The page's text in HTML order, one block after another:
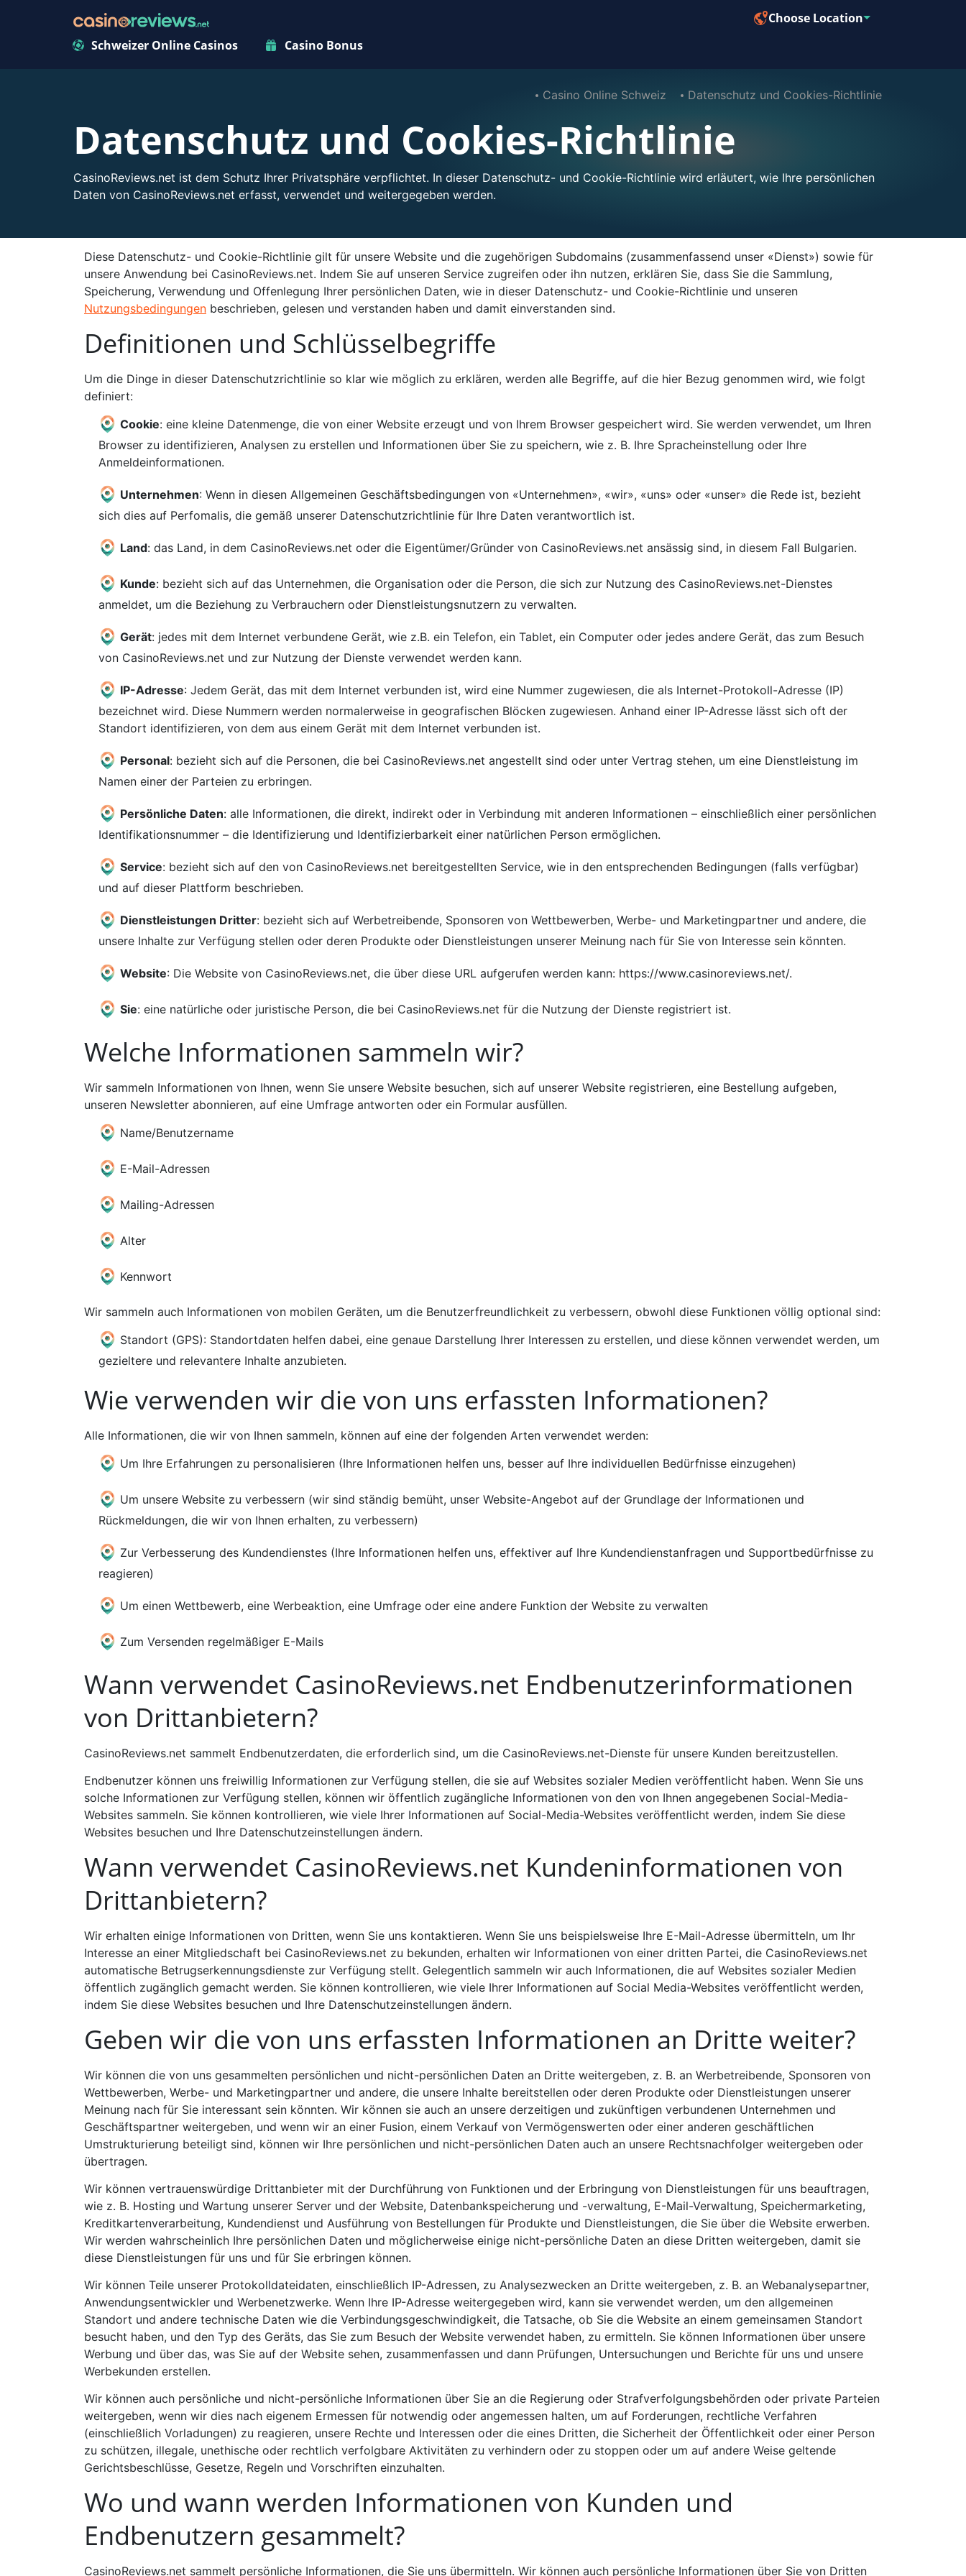
Schweizer Online Casinos Casino Bonus
Choose Location
Casino Online Schweiz Datenschutz und Cookies-Richtlinie
Datenschutz und Cookies-Richtlinie
CasinoReviews.net ist dem Schutz Ihrer Privatsphäre verpflichtet. In dieser Datenschutz- und Cookie-Richtlinie wird erläutert, wie Ihre persönlichen
Daten von CasinoReviews.net erfasst, verwendet und weitergegeben werden.
Diese Datenschutz- und Cookie-Richtlinie gilt für unsere Website und die zugehörigen Subdomains (zusammenfassend unser «Dienst») sowie für
unsere Anwendung bei CasinoReviews.net. Indem Sie auf unseren Service zugreifen oder ihn nutzen, erklären Sie, dass Sie die Sammlung,
Speicherung, Verwendung und Offenlegung Ihrer persönlichen Daten, wie in dieser Datenschutz- und Cookie-Richtlinie und unseren
Nutzungsbedingungen beschrieben, gelesen und verstanden haben und damit einverstanden sind.
Definitionen und Schlüsselbegriffe
Um die Dinge in dieser Datenschutzrichtlinie so klar wie möglich zu erklären, werden alle Begriffe, auf die hier Bezug genommen wird, wie folgt
definiert:
Cookie: eine kleine Datenmenge, die von einer Website erzeugt und von Ihrem Browser gespeichert wird. Sie werden verwendet, um Ihren
Browser zu identifizieren, Analysen zu erstellen und Informationen über Sie zu speichern, wie z. B. Ihre Spracheinstellung oder Ihre
Anmeldeinformationen.
Unternehmen: Wenn in diesen Allgemeinen Geschäftsbedingungen von «Unternehmen», «wir», «uns» oder «unser» die Rede ist, bezieht
sich dies auf Perfomalis, die gemäß unserer Datenschutzrichtlinie für Ihre Daten verantwortlich ist.
Land: das Land, in dem CasinoReviews.net oder die Eigentümer/Gründer von CasinoReviews.net ansässig sind, in diesem Fall Bulgarien.
Kunde: bezieht sich auf das Unternehmen, die Organisation oder die Person, die sich zur Nutzung des CasinoReviews.net-Dienstes
anmeldet, um die Beziehung zu Verbrauchern oder Dienstleistungsnutzern zu verwalten.
Gerät: jedes mit dem Internet verbundene Gerät, wie z.B. ein Telefon, ein Tablet, ein Computer oder jedes andere Gerät, das zum Besuch
von CasinoReviews.net und zur Nutzung der Dienste verwendet werden kann.
IP-Adresse: Jedem Gerät, das mit dem Internet verbunden ist, wird eine Nummer zugewiesen, die als Internet-Protokoll-Adresse (IP)
bezeichnet wird. Diese Nummern werden normalerweise in geografischen Blöcken zugewiesen. Anhand einer IP-Adresse lässt sich oft der
Standort identifizieren, von dem aus einem Gerät mit dem Internet verbunden ist.
Personal: bezieht sich auf die Personen, die bei CasinoReviews.net angestellt sind oder unter Vertrag stehen, um eine Dienstleistung im
Namen einer der Parteien zu erbringen.
Persönliche Daten: alle Informationen, die direkt, indirekt oder in Verbindung mit anderen Informationen – einschließlich einer persönlichen
Identifikationsnummer – die Identifizierung und Identifizierbarkeit einer natürlichen Person ermöglichen.
Service: bezieht sich auf den von CasinoReviews.net bereitgestellten Service, wie in den entsprechenden Bedingungen (falls verfügbar)
und auf dieser Plattform beschrieben.
Dienstleistungen Dritter: bezieht sich auf Werbetreibende, Sponsoren von Wettbewerben, Werbe- und Marketingpartner und andere, die
unsere Inhalte zur Verfügung stellen oder deren Produkte oder Dienstleistungen unserer Meinung nach für Sie von Interesse sein könnten.
Website: Die Website von CasinoReviews.net, die über diese URL aufgerufen werden kann: https://www.casinoreviews.net/.
Sie: eine natürliche oder juristische Person, die bei CasinoReviews.net für die Nutzung der Dienste registriert ist.
Welche Informationen sammeln wir?
Wir sammeln Informationen von Ihnen, wenn Sie unsere Website besuchen, sich auf unserer Website registrieren, eine Bestellung aufgeben,
unseren Newsletter abonnieren, auf eine Umfrage antworten oder ein Formular ausfüllen.
Name/Benutzername
E-Mail-Adressen
Mailing-Adressen
Alter
Kennwort
Wir sammeln auch Informationen von mobilen Geräten, um die Benutzerfreundlichkeit zu verbessern, obwohl diese Funktionen völlig optional sind:
Standort (GPS): Standortdaten helfen dabei, eine genaue Darstellung Ihrer Interessen zu erstellen, und diese können verwendet werden, um
gezieltere und relevantere Inhalte anzubieten.
Wie verwenden wir die von uns erfassten Informationen?
Alle Informationen, die wir von Ihnen sammeln, können auf eine der folgenden Arten verwendet werden:
Um Ihre Erfahrungen zu personalisieren (Ihre Informationen helfen uns, besser auf Ihre individuellen Bedürfnisse einzugehen)
Um unsere Website zu verbessern (wir sind ständig bemüht, unser Website-Angebot auf der Grundlage der Informationen und
Rückmeldungen, die wir von Ihnen erhalten, zu verbessern)
Zur Verbesserung des Kundendienstes (Ihre Informationen helfen uns, effektiver auf Ihre Kundendienstanfragen und Supportbedürfnisse zu
reagieren)
Um einen Wettbewerb, eine Werbeaktion, eine Umfrage oder eine andere Funktion der Website zu verwalten
Zum Versenden regelmäßiger E-Mails
Wann verwendet CasinoReviews.net Endbenutzerinformationen
von Drittanbietern?
CasinoReviews.net sammelt Endbenutzerdaten, die erforderlich sind, um die CasinoReviews.net-Dienste für unsere Kunden bereitzustellen.
Endbenutzer können uns freiwillig Informationen zur Verfügung stellen, die sie auf Websites sozialer Medien veröffentlicht haben. Wenn Sie uns
solche Informationen zur Verfügung stellen, können wir öffentlich zugängliche Informationen von den von Ihnen angegebenen Social-Media-
Websites sammeln. Sie können kontrollieren, wie viele Ihrer Informationen auf Social-Media-Websites veröffentlicht werden, indem Sie diese
Websites besuchen und Ihre Datenschutzeinstellungen ändern.
Wann verwendet CasinoReviews.net Kundeninformationen von
Drittanbietern?
Wir erhalten einige Informationen von Dritten, wenn Sie uns kontaktieren. Wenn Sie uns beispielsweise Ihre E-Mail-Adresse übermitteln, um Ihr
Interesse an einer Mitgliedschaft bei CasinoReviews.net zu bekunden, erhalten wir Informationen von einer dritten Partei, die CasinoReviews.net
automatische Betrugserkennungsdienste zur Verfügung stellt. Gelegentlich sammeln wir auch Informationen, die auf Websites sozialer Medien
öffentlich zugänglich gemacht werden. Sie können kontrollieren, wie viele Ihrer Informationen auf Social Media-Websites veröffentlicht werden,
indem Sie diese Websites besuchen und Ihre Datenschutzeinstellungen ändern.
Geben wir die von uns erfassten Informationen an Dritte weiter?
Wir können die von uns gesammelten persönlichen und nicht-persönlichen Daten an Dritte weitergeben, z. B. an Werbetreibende, Sponsoren von
Wettbewerben, Werbe- und Marketingpartner und andere, die unsere Inhalte bereitstellen oder deren Produkte oder Dienstleistungen unserer
Meinung nach für Sie interessant sein könnten. Wir können sie auch an unsere derzeitigen und zukünftigen verbundenen Unternehmen und
Geschäftspartner weitergeben, und wenn wir an einer Fusion, einem Verkauf von Vermögenswerten oder einer anderen geschäftlichen
Umstrukturierung beteiligt sind, können wir Ihre persönlichen und nicht-persönlichen Daten auch an unsere Rechtsnachfolger weitergeben oder
übertragen.
Wir können vertrauenswürdige Drittanbieter mit der Durchführung von Funktionen und der Erbringung von Dienstleistungen für uns beauftragen,
wie z. B. Hosting und Wartung unserer Server und der Website, Datenbankspeicherung und -verwaltung, E-Mail-Verwaltung, Speichermarketing,
Kreditkartenverarbeitung, Kundendienst und Ausführung von Bestellungen für Produkte und Dienstleistungen, die Sie über die Website erwerben.
Wir werden wahrscheinlich Ihre persönlichen Daten und möglicherweise einige nicht-persönliche Daten an diese Dritten weitergeben, damit sie
diese Dienstleistungen für uns und für Sie erbringen können.
Wir können Teile unserer Protokolldateidaten, einschließlich IP-Adressen, zu Analysezwecken an Dritte weitergeben, z. B. an Webanalysepartner,
Anwendungsentwickler und Werbenetzwerke. Wenn Ihre IP-Adresse weitergegeben wird, kann sie verwendet werden, um den allgemeinen
Standort und andere technische Daten wie die Verbindungsgeschwindigkeit, die Tatsache, ob Sie die Website an einem gemeinsamen Standort
besucht haben, und den Typ des Geräts, das Sie zum Besuch der Website verwendet haben, zu ermitteln. Sie können Informationen über unsere
Werbung und über das, was Sie auf der Website sehen, zusammenfassen und dann Prüfungen, Untersuchungen und Berichte für uns und unsere
Werbekunden erstellen.
Wir können auch persönliche und nicht-persönliche Informationen über Sie an die Regierung oder Strafverfolgungsbehörden oder private Parteien
weitergeben, wenn wir dies nach eigenem Ermessen für notwendig oder angemessen halten, um auf Forderungen, rechtliche Verfahren
(einschließlich Vorladungen) zu reagieren, unsere Rechte und Interessen oder die eines Dritten, die Sicherheit der Öffentlichkeit oder einer Person
zu schützen, illegale, unethische oder rechtlich verfolgbare Aktivitäten zu verhindern oder zu stoppen oder um auf andere Weise geltende
Gerichtsbeschlüsse, Gesetze, Regeln und Vorschriften einzuhalten.
Wo und wann werden Informationen von Kunden und
Endbenutzern gesammelt?
CasinoReviews.net sammelt persönliche Informationen, die Sie uns übermitteln. Wir können auch persönliche Informationen über Sie von Dritten